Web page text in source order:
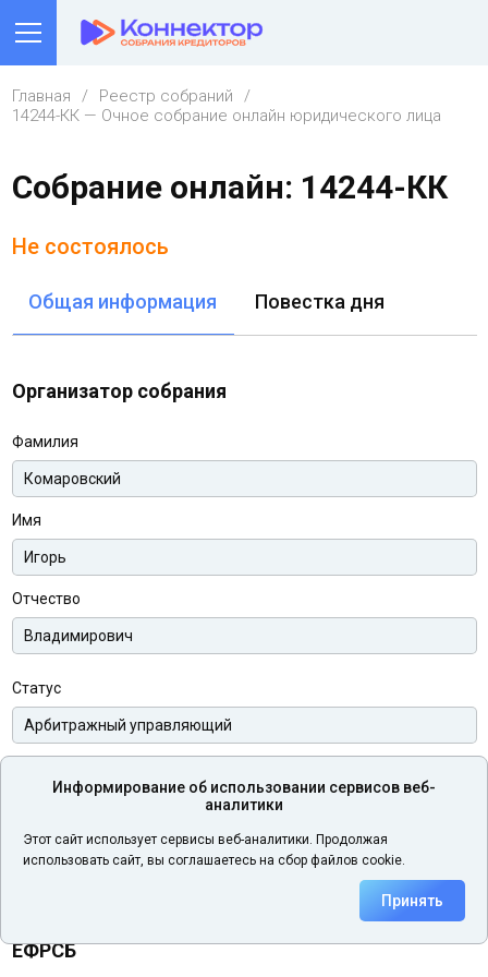
Главная
Реестр собраний
14244-КК — Очное собрание онлайн юридического лица
Собрание онлайн: 14244-КК
Не состоялось
Общая информация Повестка дня
Организатор собрания
Фамилия
Имя
Отчество
Статус
Телефон
Электронная почта
ЕФРСБ
Информирование об использовании сервисов веб-
аналитики
Этот сайт использует сервисы веб-аналитики. Продолжая
использовать сайт, вы соглашаетесь на сбор файлов cookie.
Принять